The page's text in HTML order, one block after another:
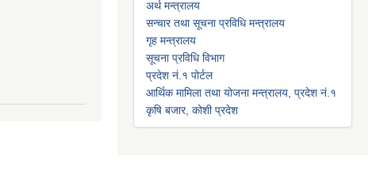
अर्थ मन्त्रालय
सन्चार तथा सूचना प्रविधि मन्त्रालय
गृह मन्त्रालय
सूचना प्रविधि विभाग
प्रदेश नं.१ पोर्टल
आर्थिक मामिला तथा योजना मन्त्रालय, प्रदेश नं.१
कृषि बजार, कोशी प्रदेश